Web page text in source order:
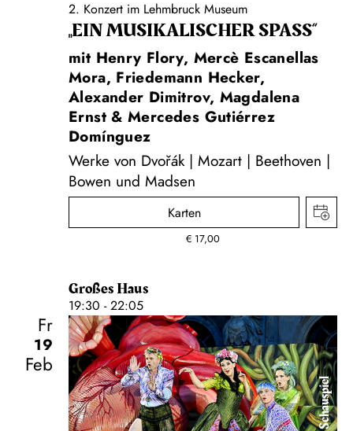
2. Konzert im Lehmbruck Museum
„EIN MUSIKALISCHER SPASS“
mit Henry Flory, Mercè Escanellas
Mora, Friedemann Hecker,
Alexander Dimitrov, Magdalena
Ernst & Mercedes Gutiérrez
Domínguez
Werke von Dvořák | Mozart | Beethoven |
Bowen und Madsen
Karten
€ 17,00
Großes Haus
19:30 - 22:05
Fr
19
Feb
Schauspiel